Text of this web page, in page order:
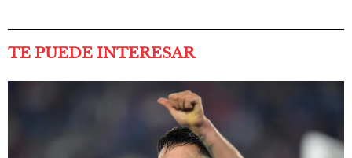
TE PUEDE INTERESAR